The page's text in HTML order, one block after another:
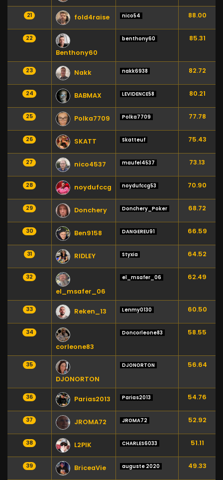
21 fold4raise nico54 88.00
22
Benthony60
benthony60 85.31
23 Nakk nakk6938 82.72
24 BABMAX LEVIDENCE58 80.21
25 Polka7709 Polka7709 77.78
26 SKATT Skatteuf 75.43
27 nico4537 maufel4537 73.13
28 noydufccg noydufccg53 70.90
29 Donchery Donchery_Poker 68.72
30 Ben9158 DANGEREU91 66.59
31 RIDLEY Styxia 64.52
32
el_msafer_06
el_msafer_06 62.49
33 Reken_13 Lenmy0130 60.50
34
corleone83
Doncorleone83 58.55
35
DJONORTON
DJONORTON 56.64
36 Parias2013 Parias2013 54.76
37 JROMA72 JROMA72 52.92
38 L2PIK CHARLES6033 51.11
39 BriceaVie auguste 2020 49.33